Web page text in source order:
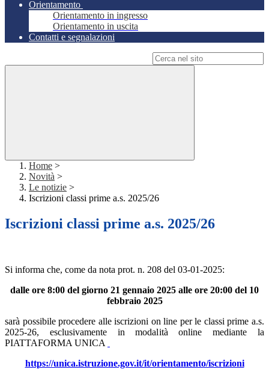
Orientamento
Orientamento in ingresso
Orientamento in uscita
Contatti e segnalazioni
Home >
Novità >
Le notizie >
Iscrizioni classi prime a.s. 2025/26
Iscrizioni classi prime a.s. 2025/26
Si informa che, come da nota prot. n. 208 del 03-01-2025:
dalle ore 8:00 del giorno 21 gennaio 2025 alle ore 20:00 del 10
febbraio 2025
sarà possibile procedere alle iscrizioni on line per le classi prime a.s.
2025-26, esclusivamente in modalità online mediante la
PIATTAFORMA UNICA
https://unica.istruzione.gov.it/it/orientamento/iscrizioni